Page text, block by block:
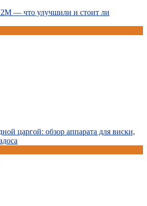
— что улучшили и стоит ли
царгой: обзор аппарата для виски,